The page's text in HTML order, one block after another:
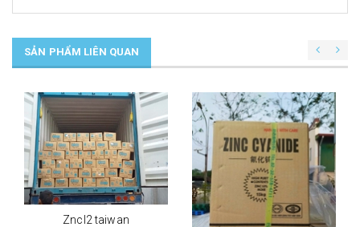
SẢN PHẨM LIÊN QUAN
Zncl2 taiwan